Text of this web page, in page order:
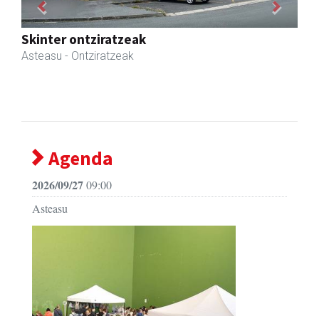
Transportes Lakunza
Asteasu - Garraioak
Previous Next
Agenda
2026/09/2709:00
Asteasu